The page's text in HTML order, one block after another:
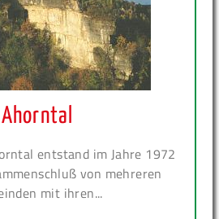
Ahorntal
entstand im Jahre 1972
von mehreren
mit ihren...